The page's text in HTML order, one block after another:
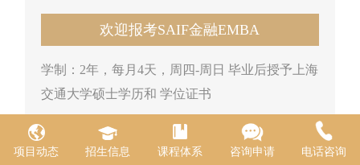
欢迎报考SAIF金融EMBA
学制：2年，每月4天，周四-周日 毕业后授予上海
交通大学硕士学历和 学位证书
项目动态 招生信息 课程体系 咨询申请 电话咨询